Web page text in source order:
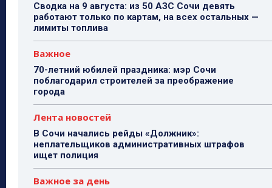
Сводка на 9 августа: из 50 АЗС Сочи девять
работают только по картам, на всех остальных —
лимиты топлива
Важное
70-летний юбилей праздника: мэр Сочи
поблагодарил строителей за преображение
города
Лента новостей
В Сочи начались рейды «Должник»:
неплательщиков административных штрафов
ищет полиция
Важное за день